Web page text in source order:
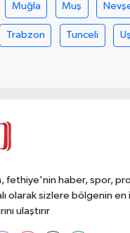
Muğla Muş
Trabzon Tunceli
fethiye'nin haber, spor,
olarak sizlere bölgenin en
ulaştırır